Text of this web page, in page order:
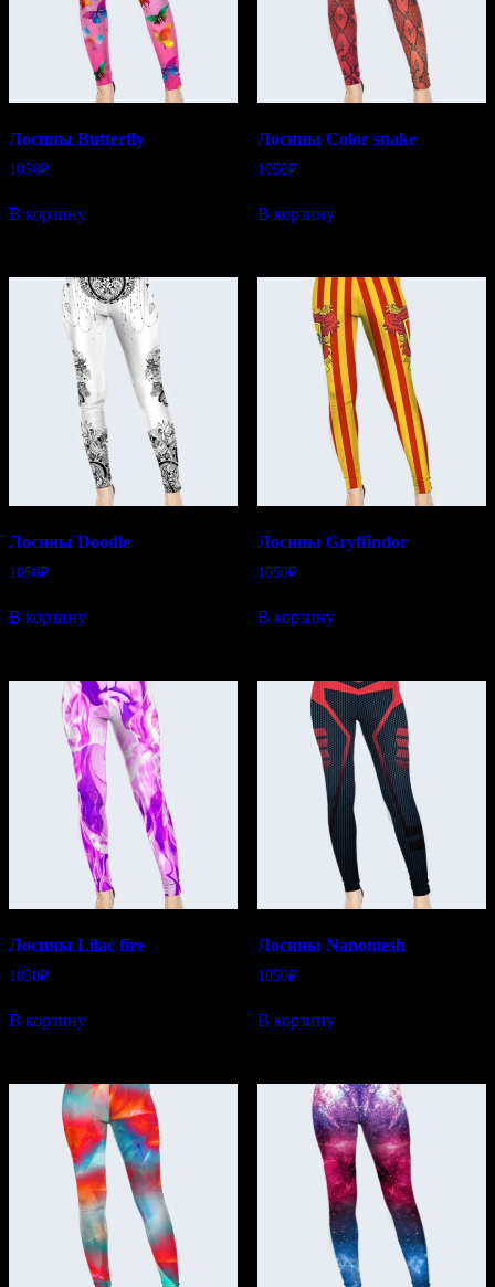
Лосины Butterfly
1050₽
В корзину
Лосины Color snake
1050₽
В корзину
Лосины Doodle
1050₽
В корзину
Лосины Gryffindor
1050₽
В корзину
Лосины Lilac fire
1050₽
В корзину
Лосины Nanomesh
1050₽
В корзину